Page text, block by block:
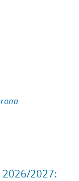
2026/2027: